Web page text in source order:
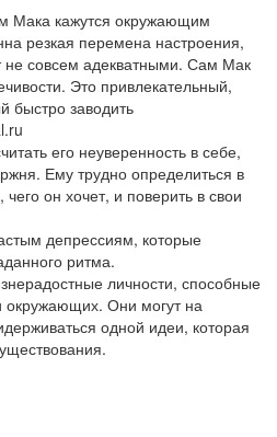
Мака кажутся окружающим
резкая перемена настроения,
не совсем адекватными. Сам Мак
Это привлекательный,
быстро заводить
его неуверенность в себе,
Ему трудно определиться в
он хочет, и поверить в свои
депрессиям, которые
ритма.
личности, способные
окружающих. Они могут на
одной идеи, которая